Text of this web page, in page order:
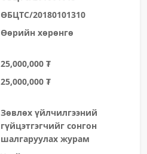
ӨБЦТС/20180101310
Өөрийн хөрөнгө
25,000,000 ₮
25,000,000 ₮
Зөвлөх үйлчилгээний
гүйцэтгэгчийг сонгон
шалгаруулах журам